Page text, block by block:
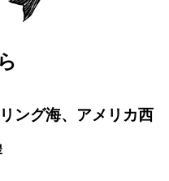
ング海、アメリカ西